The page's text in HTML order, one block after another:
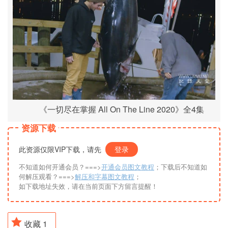
《一切尽在掌握 All On The Line 2020》全4集
资源下载
此资源仅限VIP下载，请先 登录
不知道如何开通会员？===>开通会员图文教程 ；下载后不知道如
何解压观看？===>解压和字幕图文教程 ；
如下载地址失效，请在当前页面下方留言提醒！
收藏 1